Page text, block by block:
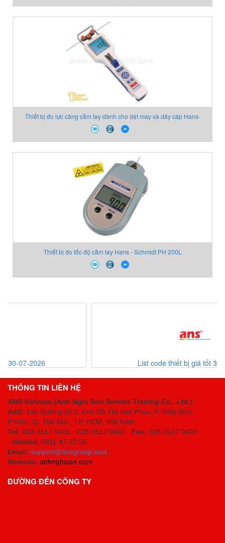
Thiết bị đo lực căng cầm tay dành cho dệt may và dây cáp Hans-
Schmidt DTS-1000
Thiết bị đo tốc độ cầm tay Hans - Schmidt PH 200L
List code thiết bị giá tốt 30-07-2026
THÔNG TIN LIÊN HỆ
ANS Vietnam (Anh Nghi Son Service Trading Co., Ltd.)
Add: 135 Đường số 2, Khu Đô Thị Vạn Phúc, P. Hiệp Bình
Phước, Q. Thủ Đức, TP. HCM, Việt Nam
Tel: 028 3517 0401 - 028 3517 0402 - Fax: 028 3517 0403
- Hotline: 0911 47 22 55
Email: support@ansgroup.asia;
Website: anhnghison.com
ĐƯỜNG ĐẾN CÔNG TY